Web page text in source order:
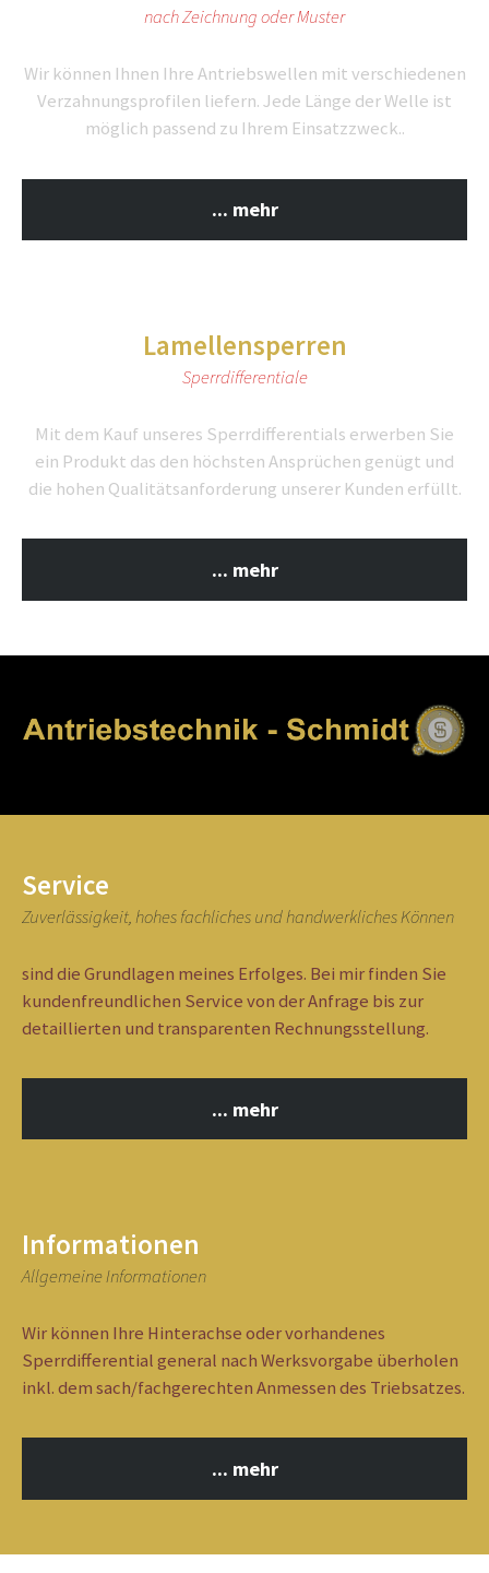
nach Zeichnung oder Muster
Wir können Ihnen Ihre Antriebswellen mit verschiedenen
Verzahnungsprofilen liefern. Jede Länge der Welle ist
möglich passend zu Ihrem Einsatzzweck..
... mehr
Lamellensperren
Sperrdifferentiale
Mit dem Kauf unseres Sperrdifferentials erwerben Sie
ein Produkt das den höchsten Ansprüchen genügt und
die hohen Qualitätsanforderung unserer Kunden erfüllt.
... mehr
Service
Zuverlässigkeit, hohes fachliches und handwerkliches Können
sind die Grundlagen meines Erfolges. Bei mir finden Sie
kundenfreundlichen Service von der Anfrage bis zur
detaillierten und transparenten Rechnungsstellung.
... mehr
Informationen
Allgemeine Informationen
Wir können Ihre Hinterachse oder vorhandenes
Sperrdifferential general nach Werksvorgabe überholen
inkl. dem sach/fachgerechten Anmessen des Triebsatzes.
... mehr